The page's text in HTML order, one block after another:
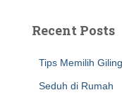
Recent Posts
Tips Memilih
Seduh di Rumah